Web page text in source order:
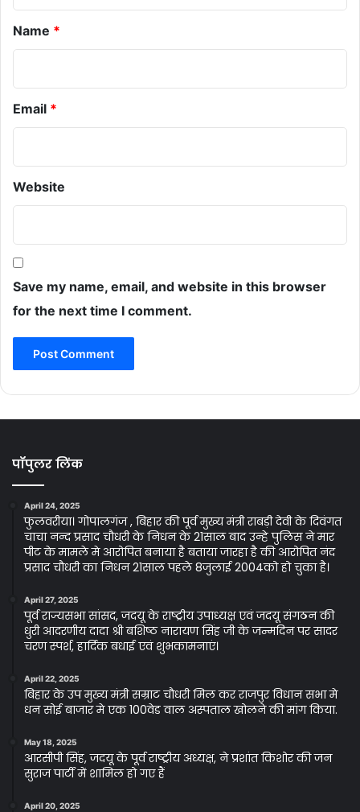
Name *
Email *
Website
Save my name, email, and website in this browser
for the next time I comment.
पॉपुलर लिंक
April 24, 2025
फुलवरीया। गोपालगंज , बिहार की पूर्व मुख्य मंत्री राबड़ी देवी के दिवंगत
चाचा नन्द प्रसाद चौधरी के निधन के 21साल बाद उन्हे पुलिस ने मार
पीट के मामले मे आरोपित बनाया है बताया जारहा है की आरोपित नंद
प्रसाद चौधरी का निधन 21साल पहले 8जुलाई 2004को हो चुका है।
April 27, 2025
पूर्व राज्यसभा सांसद, जदयू के राष्ट्रीय उपाध्यक्ष एवं जदयू संगठन की
धुरी आदरणीय दादा श्री बशिष्ठ नारायण सिंह जी के जन्मदिन पर सादर
चरण स्पर्श, हार्दिक बधाई एवं शुभकामनाएं।
April 22, 2025
बिहार के उप मुख्य मंत्री सम्राट चौधरी मिल कर राजपुर विधान सभा मे
धन सोई बाजार मे एक 100वेड वाल अस्पताल खोलने की मांग किया.
May 18, 2025
आरसीपी सिंह, जदयू के पूर्व राष्ट्रीय अध्यक्ष, ने प्रशांत किशोर की जन
सुराज पार्टी में शामिल हो गए हैं
April 20, 2025